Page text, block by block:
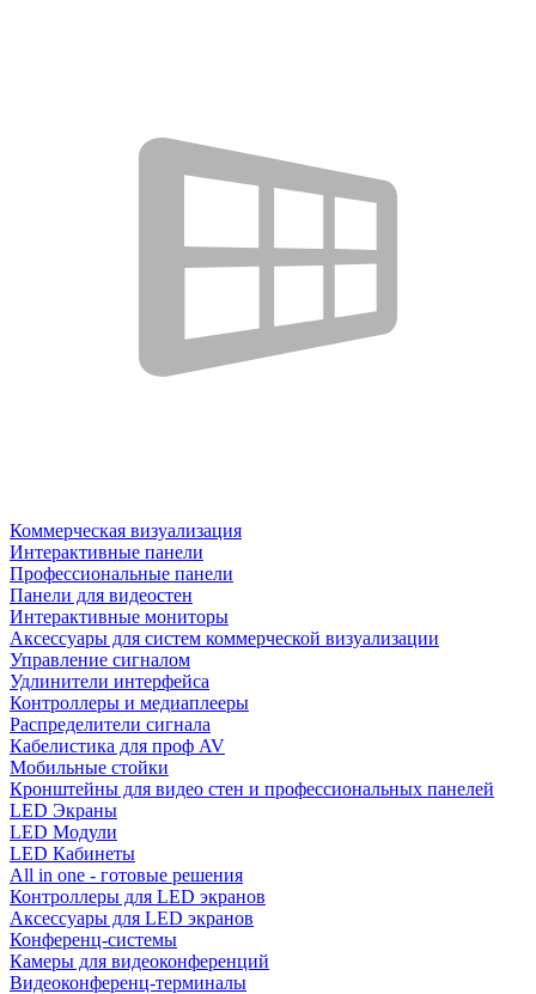
Коммерческая визуализация
Интерактивные панели
Профессиональные панели
Панели для видеостен
Интерактивные мониторы
Аксессуары для систем коммерческой визуализации
Управление сигналом
Удлинители интерфейса
Контроллеры и медиаплееры
Распределители сигнала
Кабелистика для проф AV
Мобильные стойки
Кронштейны для видео стен и профессиональных панелей
LED Экраны
LED Модули
LED Кабинеты
All in one - готовые решения
Контроллеры для LED экранов
Аксессуары для LED экранов
Конференц-системы
Камеры для видеоконференций
Видеоконференц-терминалы